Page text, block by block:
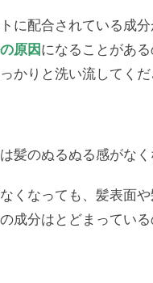
に配合されている成
原因になることがあ
かりと洗い流してくだ
髪のぬるぬる感がなく
くなっても、髪表面や
成分はとどまってい